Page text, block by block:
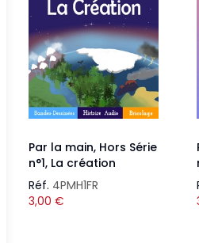
Par la main, Hors Série
n°1, La création
Réf. 4PMH1FR
3,00 €